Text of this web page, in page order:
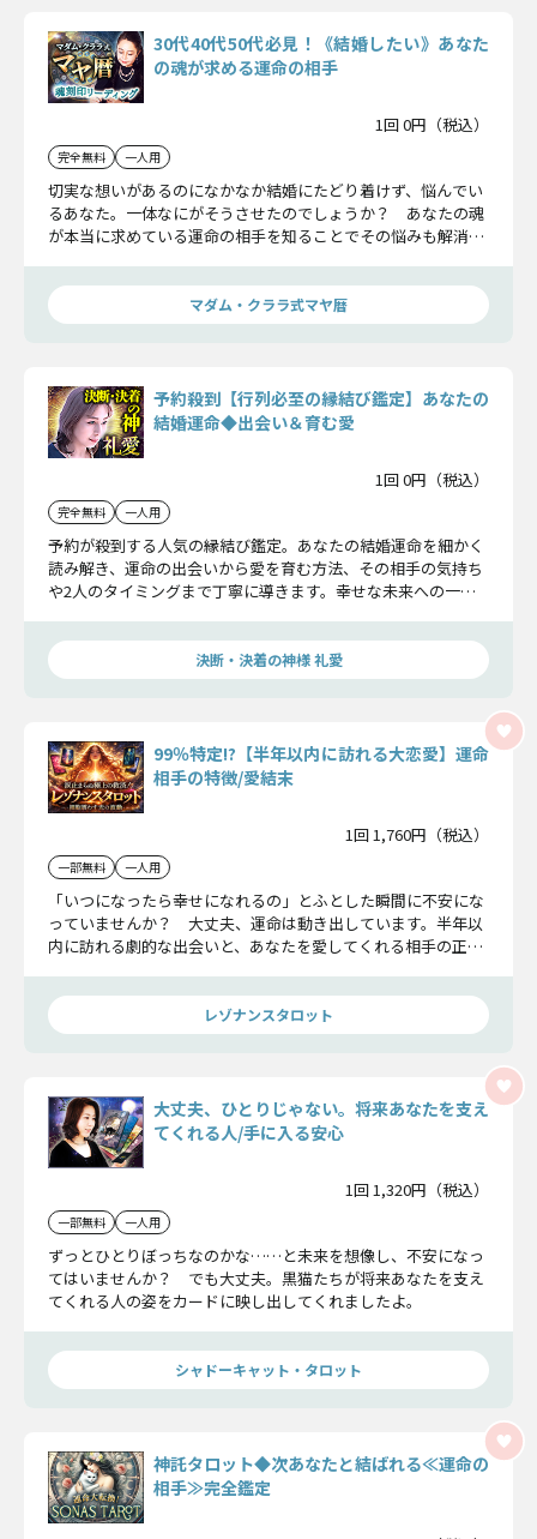
30代40代50代必見！《結婚したい》あなた
の魂が求める運命の相手
1回 0円（税込）
完全無料 一人用
切実な想いがあるのになかなか結婚にたどり着けず、悩んでい
るあなた。一体なにがそうさせたのでしょうか？ あなたの魂
が本当に求めている運命の相手を知ることでその悩みも解消さ
マダム・クララ式マヤ暦
予約殺到【行列必至の縁結び鑑定】あなたの
結婚運命◆出会い＆育む愛
1回 0円（税込）
完全無料 一人用
予約が殺到する人気の縁結び鑑定。あなたの結婚運命を細かく
読み解き、運命の出会いから愛を育む方法、その相手の気持ち
や2人のタイミングまで丁寧に導きます。幸せな未来への一歩
決断・決着の神様 礼愛
99％特定!?【半年以内に訪れる大恋愛】運命
相手の特徴/愛結末
1回 1,760円（税込）
一部無料 一人用
「いつになったら幸せになれるの」とふとした瞬間に不安にな
っていませんか？ 大丈夫、運命は動き出しています。半年以
内に訪れる劇的な出会いと、あなたを愛してくれる相手の正体
レゾナンスタロット
大丈夫、ひとりじゃない。将来あなたを支え
てくれる人/手に入る安心
1回 1,320円（税込）
一部無料 一人用
ずっとひとりぼっちなのかな……と未来を想像し、不安になっ
てはいませんか？ でも大丈夫。黒猫たちが将来あなたを支え
てくれる人の姿をカードに映し出してくれましたよ。
シャドーキャット・タロット
神託タロット◆次あなたと結ばれる≪運命の
相手≫完全鑑定